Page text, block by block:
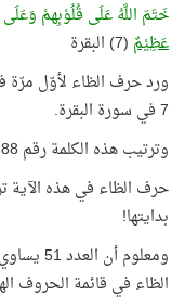
خَتَمَ اللَّهُ عَلَى قُلُوْبِهمْ
عَظِيْمٌ (7) البقرة
ورد حرف الظاء لأوّل مرّة
7 في سورة البقرة.
وترتيب هذه الكلمة رقم 88 من بداية المصحف!
بدايتها!
الظاء في قائمة الحروف